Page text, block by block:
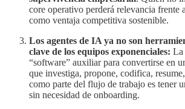
core operativo perderá relevancia frente
como ventaja competitiva sostenible.
Los agentes de IA ya no son
clave de los equipos exponenciales: La
“software” auxiliar para convertirse en
que investiga, propone, codifica,
como parte del flujo de trabajo es tener
sin necesidad de onboarding.